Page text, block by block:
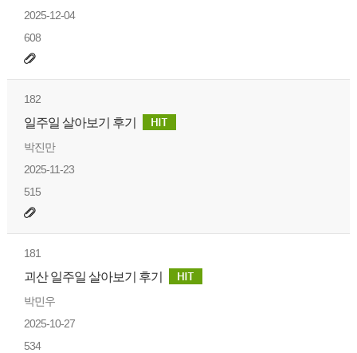
2025-12-04
608
182
일주일 살아보기 후기
박진만
2025-11-23
515
181
괴산 일주일 살아보기 후기
박민우
2025-10-27
534